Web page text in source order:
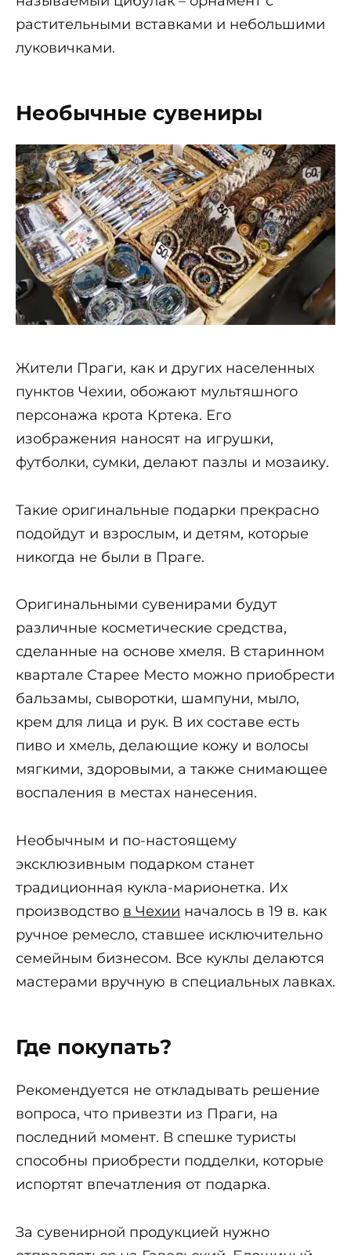
растительными вставками и небольшими
луковичками.
Необычные сувениры
Жители Праги, как и других населенных
пунктов Чехии, обожают мультяшного
персонажа крота Кртека. Его
изображения наносят на игрушки,
футболки, сумки, делают пазлы и мозаику.
Такие оригинальные подарки прекрасно
подойдут и взрослым, и детям, которые
никогда не были в Праге.
Оригинальными сувенирами будут
различные косметические средства,
сделанные на основе хмеля. В старинном
квартале Старее Место можно приобрести
бальзамы, сыворотки, шампуни, мыло,
крем для лица и рук. В их составе есть
пиво и хмель, делающие кожу и волосы
мягкими, здоровыми, а также снимающее
воспаления в местах нанесения.
Необычным и по-настоящему
эксклюзивным подарком станет
традиционная кукла-марионетка. Их
производство в Чехии началось в 19 в. как
ручное ремесло, ставшее исключительно
семейным бизнесом. Все куклы делаются
мастерами вручную в специальных лавках.
Где покупать?
Рекомендуется не откладывать решение
вопроса, что привезти из Праги, на
последний момент. В спешке туристы
способны приобрести подделки, которые
испортят впечатления от подарка.
За сувенирной продукцией нужно